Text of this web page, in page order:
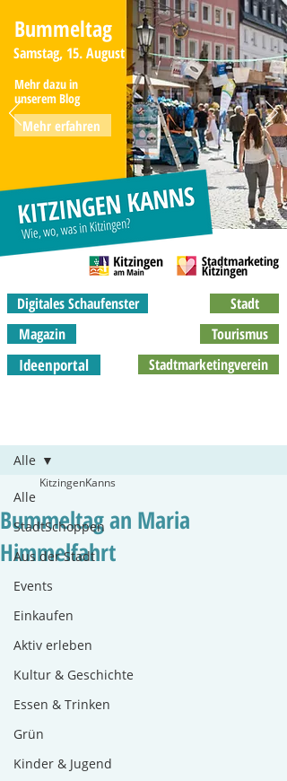
Bummeltag
Samstag, 15. August
Mehr dazu in
unserem Blog
Mehr erfahren
Stadt
Digitales Schaufenster
Magazin
Ideenportal
Tourismus
Stadtmarketingverein
Alle
StadtSchoppen
Aus der Stadt
Events
Einkaufen
Aktiv erleben
Kultur & Geschichte
Essen & Trinken
Grün
Kinder & Jugend
Alle
Bummeltag an Maria
Himmelfahrt
KitzingenKanns